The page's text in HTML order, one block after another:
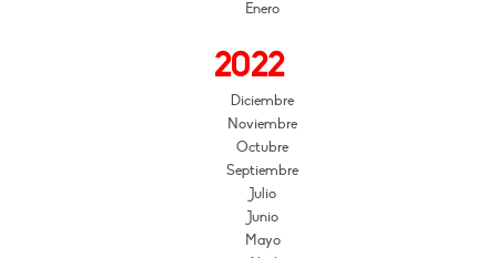
Enero
2022
Diciembre
Noviembre
Octubre
Septiembre
Julio
Junio
Mayo